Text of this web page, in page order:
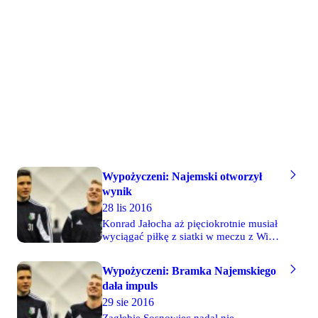
Wypożyczeni: Najemski otworzył
wynik
28 lis 2016
Konrad Jałocha aż pięciokrotnie musiał
wyciągać piłkę z siatki w meczu z Wisłą
Sosnowiec. Wypożyczony legionista
otworzył wynik meczu z Pogonią
Siedlce. Jednocześnie Jakub Szumski
zachował czyste konto. W zespole z
Wypożyczeni: Bramka Najemskiego
dała impuls
29 sie 2016